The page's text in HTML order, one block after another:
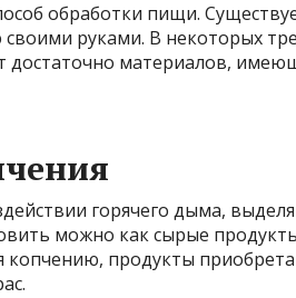
обработки пищи.
руками. В некоторых
достаточно материалов,
горячего дыма,
можно как сырые
копчению, продукты